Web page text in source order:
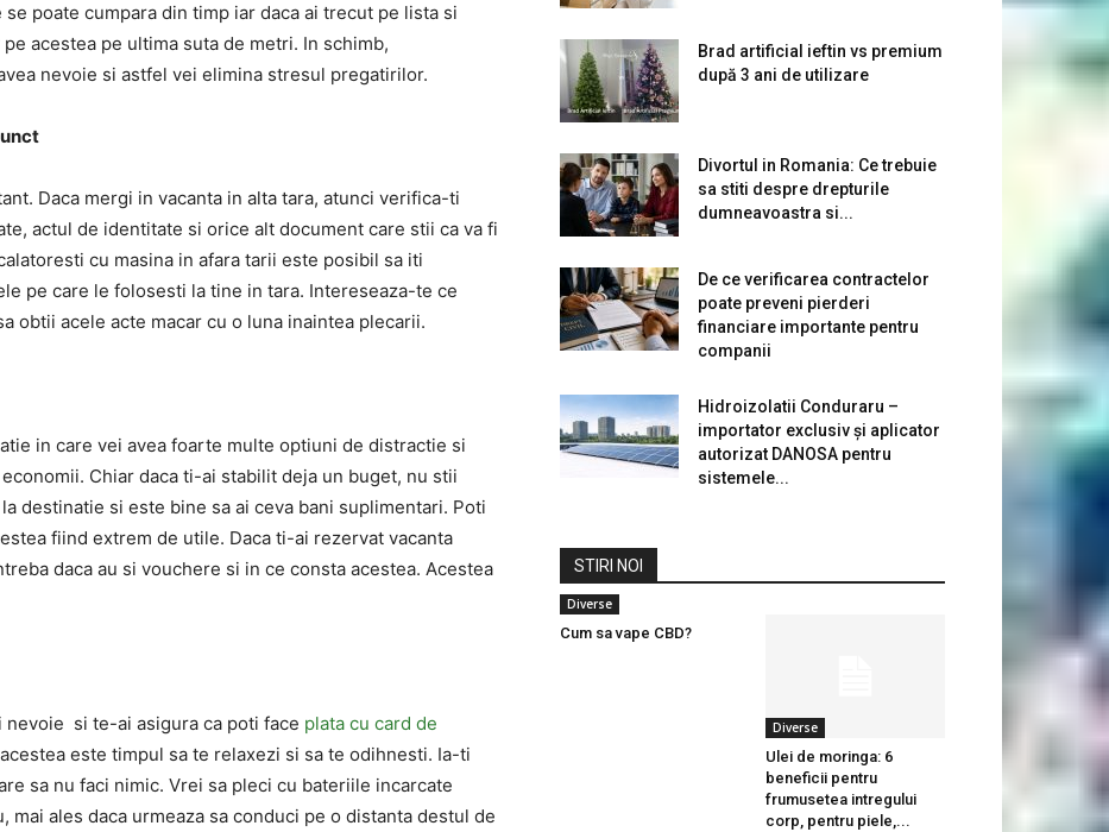
poate cumpara din timp iar daca ai trecut pe lista si
acestea pe ultima suta de metri. In schimb,
nevoie si astfel vei elimina stresul pregatirilor.
Daca mergi in vacanta in alta tara, atunci verifica-ti
actul de identitate si orice alt document care stii ca va fi
cu masina in afara tarii este posibil sa iti
pe care le folosesti la tine in tara. Intereseaza-te ce
obtii acele acte macar cu o luna inaintea plecarii.
in care vei avea foarte multe optiuni de distractie si
Chiar daca ti-ai stabilit deja un buget, nu stii
destinatie si este bine sa ai ceva bani suplimentari. Poti
fiind extrem de utile. Daca ti-ai rezervat vacanta
daca au si vouchere si in ce consta acestea. Acestea
si te-ai asigura ca poti face plata cu card de
este timpul sa te relaxezi si sa te odihnesti. Ia-ti
sa nu faci nimic. Vrei sa pleci cu bateriile incarcate
ales daca urmeaza sa conduci pe o distanta destul de
Brad artificial ieftin vs premium
după 3 ani de utilizare
Divortul in Romania: Ce trebuie
sa stiti despre drepturile
dumneavoastra si...
De ce verificarea contractelor
poate preveni pierderi
financiare importante pentru
companii
Hidroizolatii Conduraru –
importator exclusiv și aplicator
autorizat DANOSA pentru
sistemele...
STIRI NOI
Diverse
Cum sa vape CBD?
Diverse
Ulei de moringa: 6
beneficii pentru
frumusetea intregului
corp, pentru piele,...